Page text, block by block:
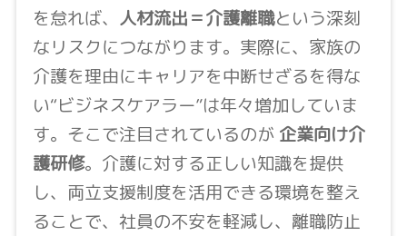
を怠れば、 人材流出＝介護離職という深刻
なリスクにつながります。実際に、家族の
介護を理由にキャリアを中断せざるを得な
い“ビジネスケアラー”は年々増加していま
す。そこで注目されているのが 企業向け介
護研修。介護に対する正しい知識を提供
し、両立支援制度を活用できる環境を整え
ることで、社員の不安を軽減し、離職防止